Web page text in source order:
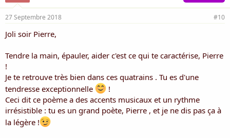
27 Septembre 2018 #10
Joli soir Pierre,
Tendre la main, épauler, aider c'est ce qui te caractérise, Pierre
!
Je te retrouve très bien dans ces quatrains . Tu es d'une
tendresse exceptionnelle
!
Ceci dit ce poème a des accents musicaux et un rythme
irrésistible : tu es un grand poète, Pierre , et je ne dis pas ça à
la légère !